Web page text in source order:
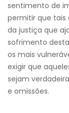
sentimento de
permitir que tais
da justiça que
sofrimento
os mais
exigir que
sejam
e omissões.